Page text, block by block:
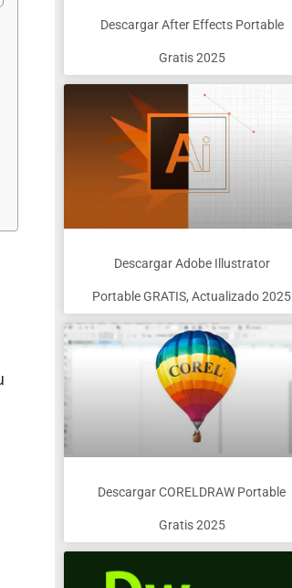
Descargar After Effects Portable
Gratis 2025
Descargar Adobe Illustrator
Portable GRATIS, Actualizado 2025
Descargar CORELDRAW Portable
Gratis 2025